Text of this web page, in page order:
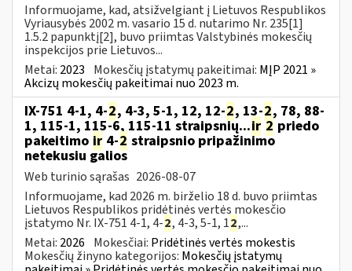
Informuojame, kad, atsižvelgiant į Lietuvos Respublikos
Vyriausybės 2002 m. vasario 15 d. nutarimo Nr. 235[1]
1.5.2 papunktį[2], buvo priimtas Valstybinės mokesčių
inspekcijos prie Lietuvos...
Metai: 2023 Mokesčių įstatymų pakeitimai: MĮP 2021 »
Akcizų mokesčių pakeitimai nuo 2023 m.
IX-751 4-1, 4-2, 4-3, 5-1, 12, 12-2, 13-2, 78, 88-
1, 115-1, 115-6, 115-11 straipsnių...ir 2 priedo
pakeitimo ir 4-2 straipsnio pripažinimo
netekusiu galios
Web turinio sąrašas 2026-08-07
Informuojame, kad 2026 m. birželio 18 d. buvo priimtas
Lietuvos Respublikos pridėtinės vertės mokesčio
įstatymo Nr. IX-751 4-1, 4-2, 4-3, 5-1, 12,...
Metai: 2026 Mokesčiai: Pridėtinės vertės mokestis
Mokesčių žinyno kategorijos: Mokesčių įstatymų